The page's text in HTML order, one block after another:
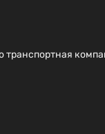
транспортная